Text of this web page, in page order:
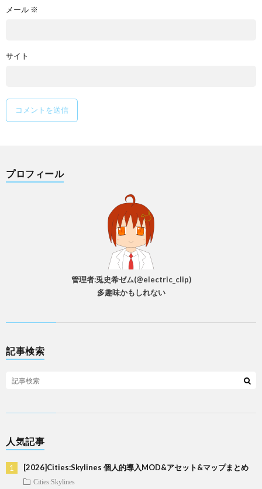
メール ※
サイト
プロフィール
管理者:兎史希ゼム(@electric_clip)
多趣味かもしれない
記事検索
人気記事
[2026]Cities:Skylines 個人的導入MOD&アセット&マップまとめ
Cities:Skylines